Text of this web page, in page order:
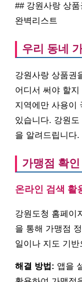
## 강원사랑 상
완벽리스트
우리 동네
강원사랑 상품권
어디서 써야 할
지역에만 사용이
있습니다. 강원
을 알려드립니다.
가맹점 확인
온라인 검색 활
강원도청 홈페이
을 통해 가맹점
일이나 지도 기
해결 방법: 앱을